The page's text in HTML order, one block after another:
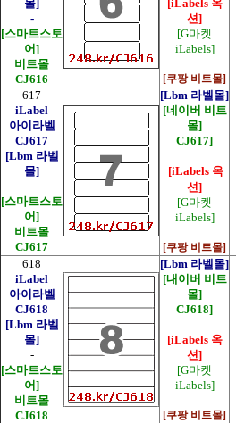
몰]
-
[스마트스토
어]
비트몰
CJ616
[iLabels 옥
션]
[G마켓
iLabels]
[쿠팡 비트몰]
617
iLabel
아이라벨
CJ617
[Lbm 라벨
몰]
-
[스마트스토
어]
비트몰
CJ617
[Lbm 라벨몰]
[네이버 비트
몰]
CJ617]
[iLabels 옥
션]
[G마켓
iLabels]
[쿠팡 비트몰]
618
iLabel
아이라벨
CJ618
[Lbm 라벨
몰]
-
[스마트스토
어]
비트몰
CJ618
[Lbm 라벨몰]
[내이버 비트
몰]
CJ618]
[iLabels 옥
션]
[G마켓
iLabels]
[쿠팡 비트몰]